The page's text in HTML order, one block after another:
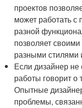
проектов
может работать
разной
позволяет
разными стилями
Если дизайнер не
работы говорит о
Опытные
проблемы,